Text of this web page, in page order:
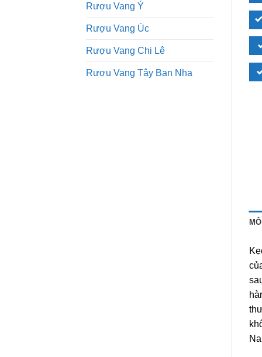
Rượu Vang Ý
Rượu Vang Úc
Rượu Vang Chi Lê
Rượu Vang Tây Ban Nha